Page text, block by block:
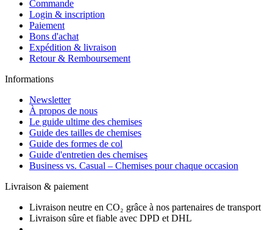
Commande
Login & inscription
Paiement
Bons d'achat
Expédition & livraison
Retour & Remboursement
Informations
Newsletter
À propos de nous
Le guide ultime des chemises
Guide des tailles de chemises
Guide des formes de col
Guide d'entretien des chemises
Business vs. Casual – Chemises pour chaque occasion
Livraison & paiement
Livraison neutre en CO₂ grâce à nos partenaires de transport
Livraison sûre et fiable avec DPD et DHL